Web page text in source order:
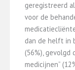
geregistreerd
voor de
dan de helft in
(56%), gevolgd
medicijnen”